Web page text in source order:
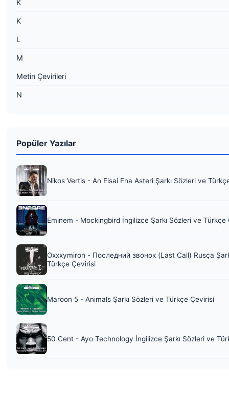
K
K
L
M
Metin Çevirileri
N
Popüler Yazılar
Nikos Vertis - An Eisai Ena Asteri Şarkı Sözleri ve
Eminem - Mockingbird İngilizce Şarkı Sözleri ve Türkçe
Oxxxymiron - Последний звонок (Last Call) Rusça
Türkçe Çevirisi
Maroon 5 - Animals Şarkı Sözleri ve Türkçe Çevirisi
50 Cent - Ayo Technology İngilizce Şarkı Sözleri ve